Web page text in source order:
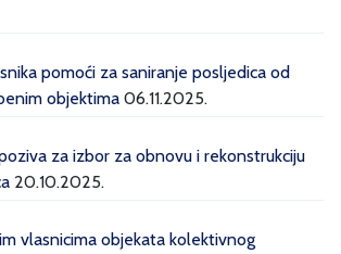
pomoći za saniranje posljedica od
objektima 06.11.2025.
za izbor za obnovu i rekonstrukciju
20.10.2025.
vlasnicima objekata kolektivnog